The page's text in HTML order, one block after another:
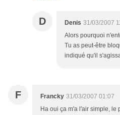
D Denis 31/03/2007
Alors pourquoi
Tu as peut-être
indiqué qu'il
F Francky 31/03/2007 01:07
Ha oui ça m'a l'air simple, le